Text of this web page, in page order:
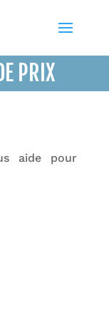
PRIX
aide pour